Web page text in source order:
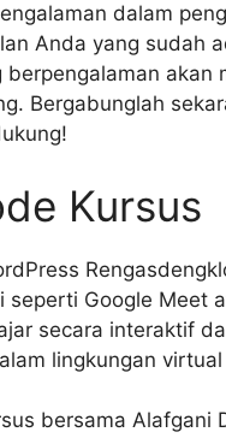
dalam
Anda yang sudah
berpengalaman
Bergabunglah
Kursus
seperti Google Meet
secara interaktif
lingkungan
bersama Alafgani